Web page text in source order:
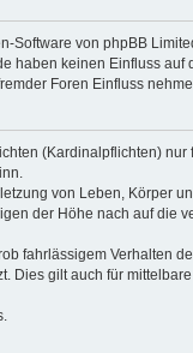
Software von phpBB
haben keinen Einfluss auf
Foren Einfluss
(Kardinalpflichten)
von Leben, Körper
der Höhe nach auf die
fahrlässigem Verhalten
Dies gilt auch für